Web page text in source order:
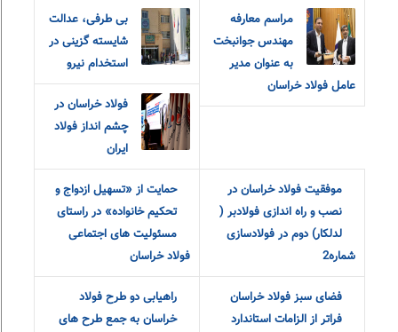
مراسم معارفه
مهندس جوانبخت
به عنوان مدیر
عامل فولاد خراسان
بی طرفی، عدالت
شایسته گزینی در
استخدام نیرو
فولاد خراسان در
چشم انداز فولاد
ایران
موفقیت فولاد خراسان در
نصب و راه اندازی فولادبر (
لدلکار) دوم در فولادسازی
شماره2
حمایت از «تسهیل ازدواج و
تحکیم خانواده» در راستای
مسئولیت های اجتماعی
فولاد خراسان
فضای سبز فولاد خراسان
فراتر از الزامات استاندارد
راهیابی دو طرح فولاد
خراسان به جمع طرح های